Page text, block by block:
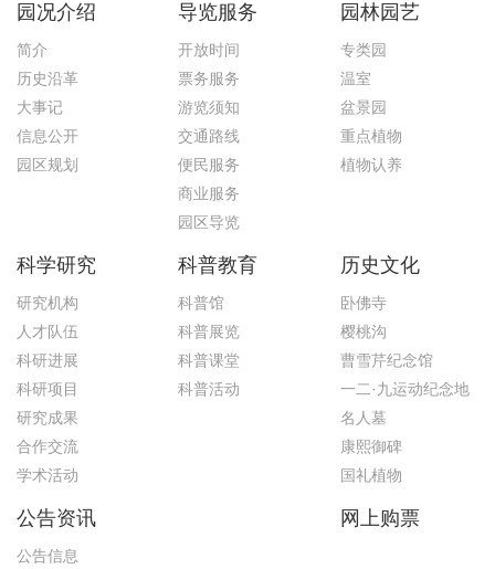
园况介绍
简介
历史沿革
大事记
信息公开
园区规划
导览服务
开放时间
票务服务
游览须知
交通路线
便民服务
商业服务
园区导览
园林园艺
专类园
温室
盆景园
重点植物
植物认养
科学研究
研究机构
人才队伍
科研进展
科研项目
研究成果
合作交流
学术活动
科普教育
科普馆
科普展览
科普课堂
科普活动
历史文化
卧佛寺
樱桃沟
曹雪芹纪念馆
一二·九运动纪念地
名人墓
康熙御碑
国礼植物
公告资讯
公告信息
网上购票